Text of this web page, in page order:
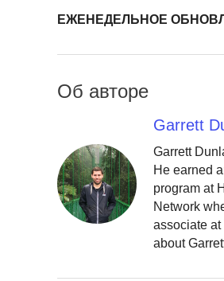
ЕЖЕНЕДЕЛЬНОЕ
Об авторе
Garrett
Garrett
He earned
program at
Network
associate
about